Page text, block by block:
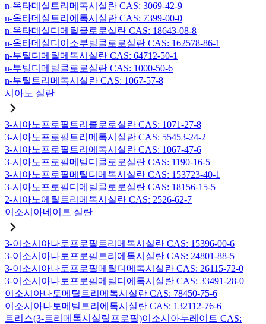
n-옥타데실트리메톡시실란 CAS: 3069-42-9
n-옥타데실트리에톡시실란 CAS: 7399-00-0
n-옥타데실디메틸클로로실란 CAS: 18643-08-8
n-옥타데실디이소부틸클로로실란 CAS: 162578-86-1
n-부틸디메틸메톡시실란 CAS: 64712-50-1
n-부틸디메틸클로로실란 CAS: 1000-50-6
n-부틸트리메톡시실란 CAS: 1067-57-8
시아노 실란
3-시아노프로필트리클로로실란 CAS: 1071-27-8
3-시아노프로필트리메톡시실란 CAS: 55453-24-2
3-시아노프로필트리에톡시실란 CAS: 1067-47-6
3-시아노프로필메틸디클로로실란 CAS: 1190-16-5
3-시아노프로필메틸디메톡시실란 CAS: 153723-40-1
3-시아노프로필디메틸클로로실란 CAS: 18156-15-5
2-시아노에틸트리메톡시실란 CAS: 2526-62-7
이소시아네이트 실란
3-이소시아나토프로필트리메톡시실란 CAS: 15396-00-6
3-이소시아나토프로필트리에톡시실란 CAS: 24801-88-5
3-이소시아나토프로필메틸디메톡시실란 CAS: 26115-72-0
3-이소시아나토프로필메틸디에톡시실란 CAS: 33491-28-0
이소시아나토메틸트리메톡시실란 CAS: 78450-75-6
이소시아나토메틸트리에톡시실란 CAS: 132112-76-6
트리스(3-트리메톡시실릴프로필)이소시아누레이트 CAS: